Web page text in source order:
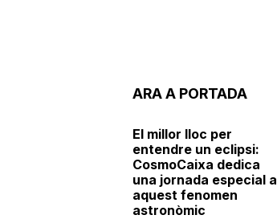
ARA A PORTADA
El millor lloc per
entendre un eclipsi:
CosmoCaixa dedica
una jornada especial a
aquest fenomen
astronòmic